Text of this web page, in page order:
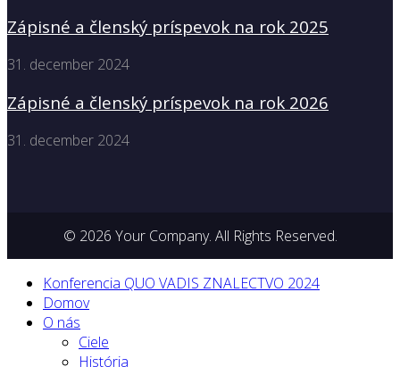
Zápisné a členský príspevok na rok 2025
31. december 2024
Zápisné a členský príspevok na rok 2026
31. december 2024
© 2026 Your Company. All Rights Reserved.
Konferencia QUO VADIS ZNALECTVO 2024
Domov
O nás
Ciele
História